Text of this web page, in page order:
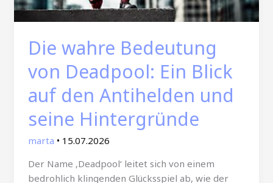
Die wahre Bedeutung
von Deadpool: Ein Blick
auf den Antihelden und
seine Hintergründe
marta • 15.07.2026
Der Name ‚Deadpool‘ leitet sich von einem
bedrohlich klingenden Glücksspiel ab, wie der